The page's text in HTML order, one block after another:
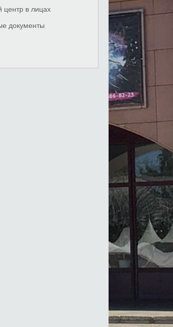
в лицах
документы